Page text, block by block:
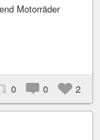
Motorräder
0 0 2